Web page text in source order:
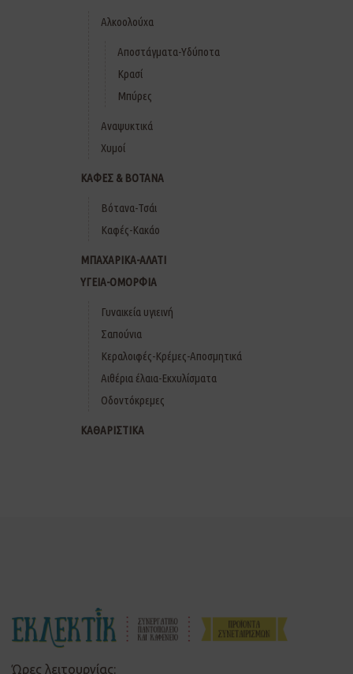
Αλκοολούχα
Αποστάγματα-Υδύποτα
Κρασί
Μπύρες
Αναψυκτικά
Χυμοί
ΚΑΦΕΣ & ΒΟΤΑΝΑ
Βότανα-Τσάι
Καφές-Κακάο
ΜΠΑΧΑΡΙΚΑ-ΑΛΑΤΙ
ΥΓΕΙΑ-ΟΜΟΡΦΙΑ
Γυναικεία υγιεινή
Σαπούνια
Κεραλοιφές-Κρέμες-Αποσμητικά
Αιθέρια έλαια-Εκχυλίσματα
Οδοντόκρεμες
ΚΑΘΑΡΙΣΤΙΚΑ
Ώρες λειτουργίας: